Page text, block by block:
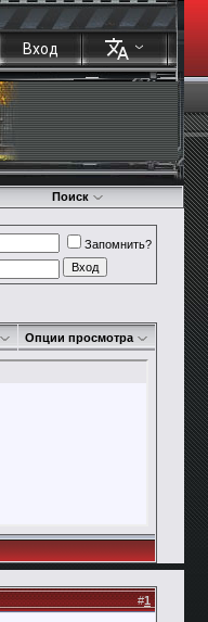
Вход
Поиск
Запомнить?
Опции просмотра
#1